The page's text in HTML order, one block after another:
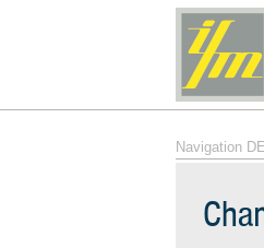
Navigation DE